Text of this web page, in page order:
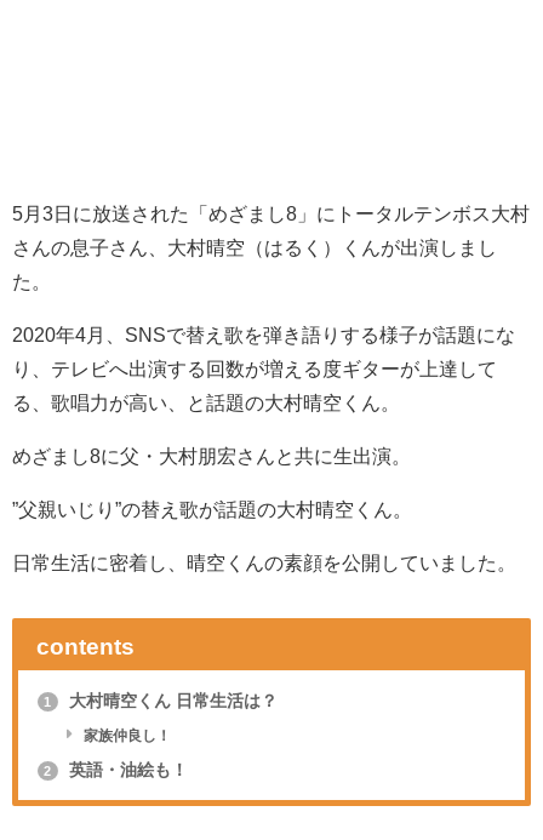
5月3日に放送された「めざまし8」にトータルテンボス大村
さんの息子さん、大村晴空（はるく）くんが出演しまし
た。
2020年4月、SNSで替え歌を弾き語りする様子が話題にな
り、テレビへ出演する回数が増える度ギターが上達して
る、歌唱力が高い、と話題の大村晴空くん。
めざまし8に父・大村朋宏さんと共に生出演。
”父親いじり”の替え歌が話題の大村晴空くん。
日常生活に密着し、晴空くんの素顔を公開していました。
contents
1 大村晴空くん 日常生活は？
家族仲良し！
2 英語・油絵も！